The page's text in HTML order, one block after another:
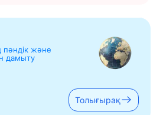
пәндік және
дамыту
Толығырақ